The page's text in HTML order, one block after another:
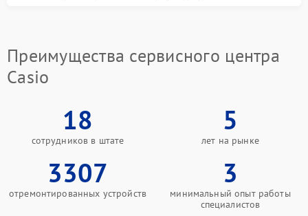
Преимущества сервисного центра
Casio
18
сотрудников в штате
5
лет на рынке
3307
отремонтированных устройств
3
минимальный опыт работы
специалистов